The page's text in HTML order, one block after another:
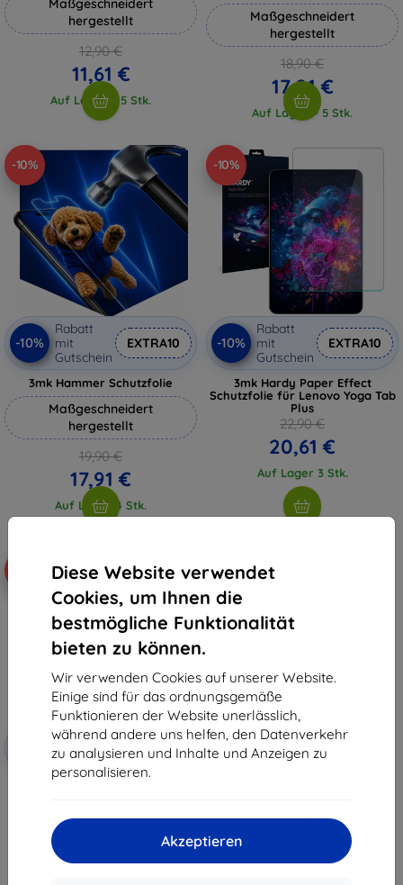
Diese Website verwendet
Cookies, um Ihnen die
bestmögliche Funktionalität
bieten zu können.
Wir verwenden Cookies auf unserer Website.
Einige sind für das ordnungsgemäße
Funktionieren der Website unerlässlich,
während andere uns helfen, den Datenverkehr
zu analysieren und Inhalte und Anzeigen zu
personalisieren.
Akzeptieren
hergestellt
12,90 €
11,61 €
Auf Lager > 5 Stk.
Maßgeschneidert
hergestellt
18,90 €
17,01 €
Auf Lager > 5 Stk.
-10%
-10%
Rabatt
mit
Gutschein
EXTRA10
3mk Hammer Schutzfolie
Maßgeschneidert
hergestellt
19,90 €
17,91 €
Auf Lager 4 Stk.
-10%
-10%
Rabatt
mit
Gutschein
EXTRA10
3mk Hardy Paper Effect
Schutzfolie für Lenovo Yoga Tab
Plus
22,90 €
20,61 €
Auf Lager 3 Stk.
Rabatt
mit
Gutschein
EXTRA10